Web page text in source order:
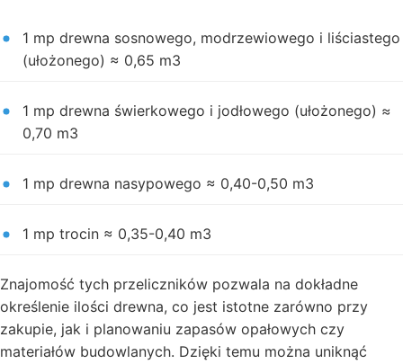
1 mp drewna sosnowego, modrzewiowego i liściastego
(ułożonego) ≈ 0,65 m3
1 mp drewna świerkowego i jodłowego (ułożonego) ≈
0,70 m3
1 mp drewna nasypowego ≈ 0,40-0,50 m3
1 mp trocin ≈ 0,35-0,40 m3
Znajomość tych przeliczników pozwala na dokładne
określenie ilości drewna, co jest istotne zarówno przy
zakupie, jak i planowaniu zapasów opałowych czy
materiałów budowlanych. Dzięki temu można uniknąć